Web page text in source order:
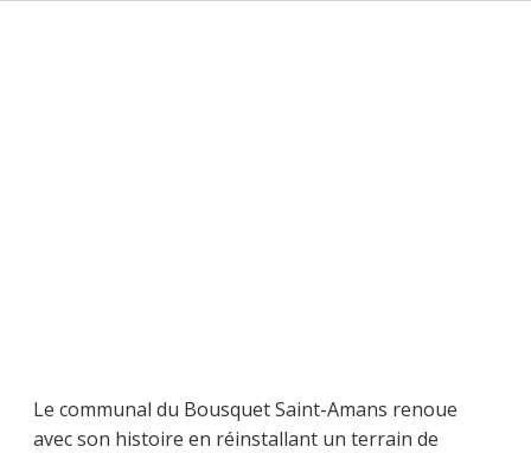
Le communal du Bousquet Saint-Amans renoue
avec son histoire en réinstallant un terrain de